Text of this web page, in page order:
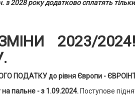
2028 року додатково сплатять тільки
2023/
ПОДАТКУ до рівня Європи -
на пальне -з 1.09.2024. Поступове